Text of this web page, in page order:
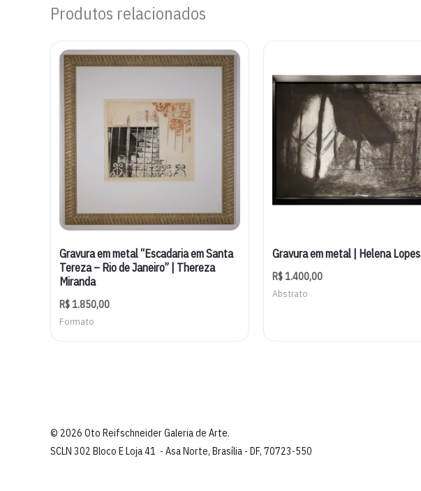
Produtos relacionados
Gravura em metal “Escadaria em Santa
Tereza – Rio de Janeiro” | Thereza
Miranda
R$1.850,00
Formato
Gravura em metal | Helena Lopes
R$1.400,00
Abstrato
© 2026 Oto Reifschneider Galeria de Arte.
SCLN 302 Bloco E Loja 41 - Asa Norte, Brasília - DF, 70723-550